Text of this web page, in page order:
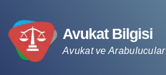
Avukat Bilgisi
Avukat ve Arabulucular